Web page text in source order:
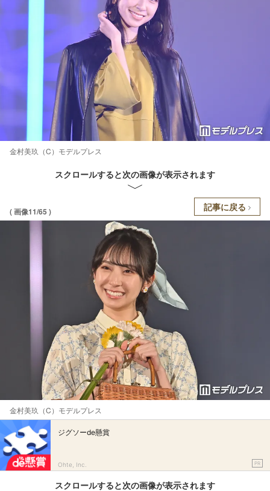
金村美玖（C）モデルプレス
スクロールすると次の画像が表示されます
( 画像11/65 ) 記事に戻る
金村美玖（C）モデルプレス
ジグソーde懸賞
Ohte, Inc. PR
スクロールすると次の画像が表示されます